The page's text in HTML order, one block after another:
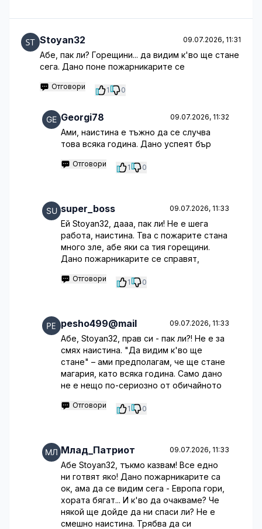
Stoyan32 09.07.2026, 11:31
Абе, пак ли? Горещини... да видим к'во ще стане
сега. Дано поне пожарникарите се
Отговори 1 0
Georgi78 09.07.2026, 11:32
Ами, наистина е тъжно да се случва
това всяка година. Дано успеят бър
Отговори 1 0
super_boss 09.07.2026, 11:33
Ей Stoyan32, дааа, пак ли! Не е шега
работа, наистина. Тва с пожарите стана
много зле, абе яки са тия горещини.
Дано пожарникарите се справят,
Отговори 1 0
pesho499@mail 09.07.2026, 11:33
Абе, Stoyan32, прав си - пак ли?! Не е за
смях наистина. "Да видим к'во ще
стане" – ами предполагам, че ще стане
магария, като всяка година. Само дано
не е нещо по-сериозно от обичайното
Отговори 1 0
Млад_Патриот 09.07.2026, 11:33
Абе Stoyan32, тъкмо казвам! Все едно
ни готвят яко! Дано пожарникарите са
ок, ама да се видим сега - Европа гори,
хората бягат... И к'во да очакваме? Че
някой ще дойде да ни спаси ли? Не е
смешно наистина. Трябва да си